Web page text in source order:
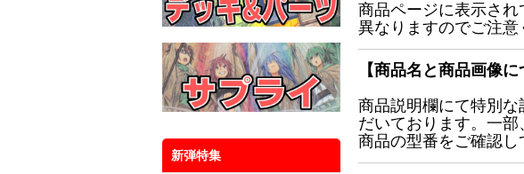
新弾特集
商品ページに表示さ
異なりますのでご注意
【商品名と商品画像に
商品説明欄にて特別
だいております。一
商品の型番をご確認し